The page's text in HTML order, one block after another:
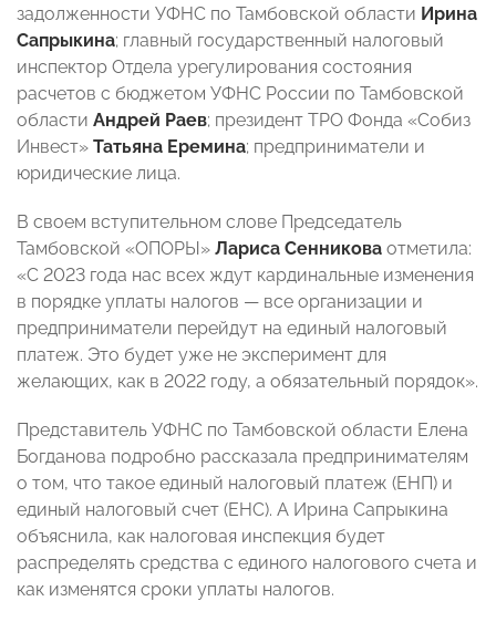
задолженности УФНС по Тамбовской области Ирина
Сапрыкина; главный государственный налоговый
инспектор Отдела урегулирования состояния
расчетов с бюджетом УФНС России по Тамбовской
области Андрей Раев; президент ТРО Фонда «Собиз
Инвест» Татьяна Еремина; предприниматели и
юридические лица.
В своем вступительном слове Председатель
Тамбовской «ОПОРЫ» Лариса Сенникова отметила:
«С 2023 года нас всех ждут кардинальные изменения
в порядке уплаты налогов — все организации и
предприниматели перейдут на единый налоговый
платеж. Это будет уже не эксперимент для
желающих, как в 2022 году, а обязательный порядок».
Представитель УФНС по Тамбовской области Елена
Богданова подробно рассказала предпринимателям
о том, что такое единый налоговый платеж (ЕНП) и
единый налоговый счет (ЕНС). А Ирина Сапрыкина
объяснила, как налоговая инспекция будет
распределять средства с единого налогового счета и
как изменятся сроки уплаты налогов.